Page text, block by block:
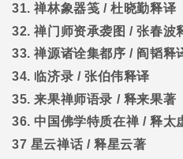
31.禅林象器笺 /杜晓勤释译
32.禅门师资承袭图 /张春波
33.禅源诸诠集都序 / 阎韬释
34. 临济录 /张伯伟释译
35.来果禅师语录 / 释来果著
36. 中国佛学特质在禅/释太
37 星云禅话 /释星云著